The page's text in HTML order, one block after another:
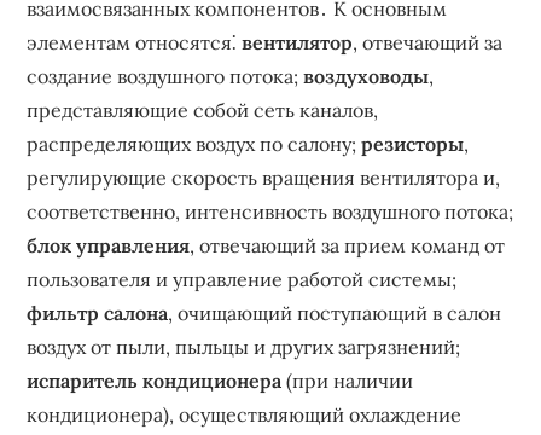
взаимосвязанных компонентов․ К основным
элементам относятся⁚вентилятор, отвечающий за
создание воздушного потока;воздуховоды,
представляющие собой сеть каналов,
распределяющих воздух по салону;резисторы,
регулирующие скорость вращения вентилятора и,
соответственно, интенсивность воздушного потока;
блок управления, отвечающий за прием команд от
пользователя и управление работой системы;
фильтр салона, очищающий поступающий в салон
воздух от пыли, пыльцы и других загрязнений;
испаритель кондиционера (при наличии
кондиционера), осуществляющий охлаждение